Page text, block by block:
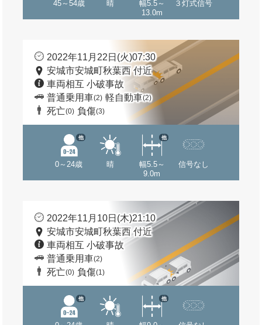
45～54歳 晴
幅5.5～
13.0m
３灯式信号
2022年11月22日(火)07:30
安城市安城町秋葉西 付近
車両相互 小破事故
普通乗用車(2) 軽自動車(2)
死亡(0) 負傷(3)
0～24歳
他
晴
幅5.5～
9.0m
他
信号なし
2022年11月10日(木)21:10
安城市安城町秋葉西 付近
車両相互 小破事故
普通乗用車(2)
死亡(0) 負傷(1)
他 他